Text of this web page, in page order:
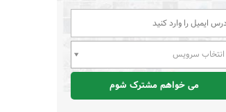
انتخاب سرویس
می خواهم مشترک شوم